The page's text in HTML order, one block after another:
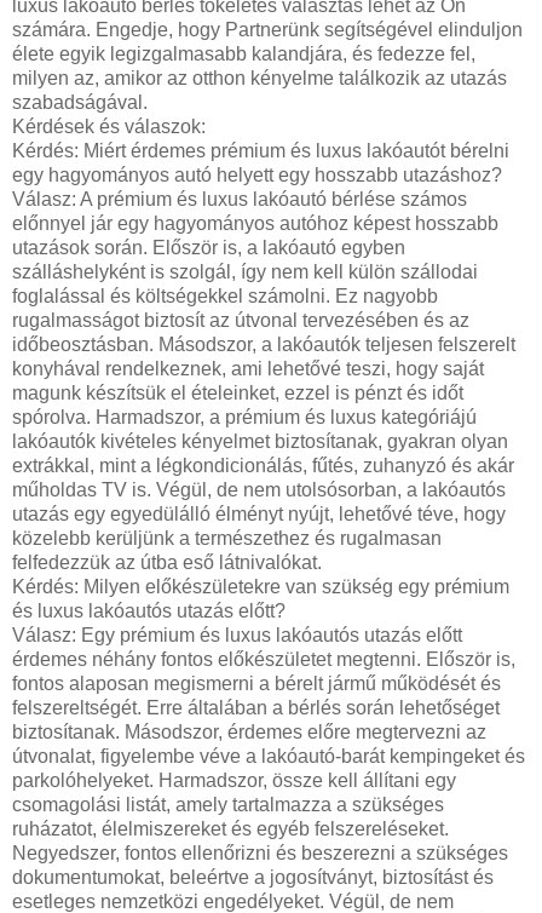
luxus lakóautó bérlés tökéletes választás lehet az Ön
számára. Engedje, hogy Partnerünk segítségével elinduljon
élete egyik legizgalmasabb kalandjára, és fedezze fel,
milyen az, amikor az otthon kényelme találkozik az utazás
szabadságával.
Kérdések és válaszok:
Kérdés: Miért érdemes prémium és luxus lakóautót bérelni
egy hagyományos autó helyett egy hosszabb utazáshoz?
Válasz: A prémium és luxus lakóautó bérlése számos
előnnyel jár egy hagyományos autóhoz képest hosszabb
utazások során. Először is, a lakóautó egyben
szálláshelyként is szolgál, így nem kell külön szállodai
foglalással és költségekkel számolni. Ez nagyobb
rugalmasságot biztosít az útvonal tervezésében és az
időbeosztásban. Másodszor, a lakóautók teljesen felszerelt
konyhával rendelkeznek, ami lehetővé teszi, hogy saját
magunk készítsük el ételeinket, ezzel is pénzt és időt
spórolva. Harmadszor, a prémium és luxus kategóriájú
lakóautók kivételes kényelmet biztosítanak, gyakran olyan
extrákkal, mint a légkondicionálás, fűtés, zuhanyzó és akár
műholdas TV is. Végül, de nem utolsósorban, a lakóautós
utazás egy egyedülálló élményt nyújt, lehetővé téve, hogy
közelebb kerüljünk a természethez és rugalmasan
felfedezzük az útba eső látnivalókat.
Kérdés: Milyen előkészületekre van szükség egy prémium
és luxus lakóautós utazás előtt?
Válasz: Egy prémium és luxus lakóautós utazás előtt
érdemes néhány fontos előkészületet megtenni. Először is,
fontos alaposan megismerni a bérelt jármű működését és
felszereltségét. Erre általában a bérlés során lehetőséget
biztosítanak. Másodszor, érdemes előre megtervezni az
útvonalat, figyelembe véve a lakóautó-barát kempingeket és
parkolóhelyeket. Harmadszor, össze kell állítani egy
csomagolási listát, amely tartalmazza a szükséges
ruházatot, élelmiszereket és egyéb felszereléseket.
Negyedszer, fontos ellenőrizni és beszerezni a szükséges
dokumentumokat, beleértve a jogosítványt, biztosítást és
esetleges nemzetközi engedélyeket. Végül, de nem